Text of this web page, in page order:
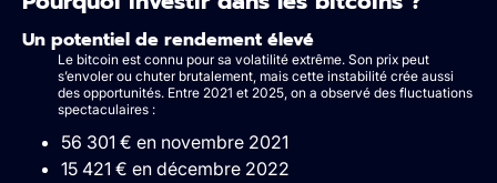
Un potentiel de rendement élevé
Le bitcoin est connu pour sa volatilité extrême. Son prix peut
s’envoler ou chuter brutalement, mais cette instabilité crée aussi
des opportunités. Entre 2021 et 2025, on a observé des fluctuations
spectaculaires :
56 301 € en novembre 2021
15 421 € en décembre 2022